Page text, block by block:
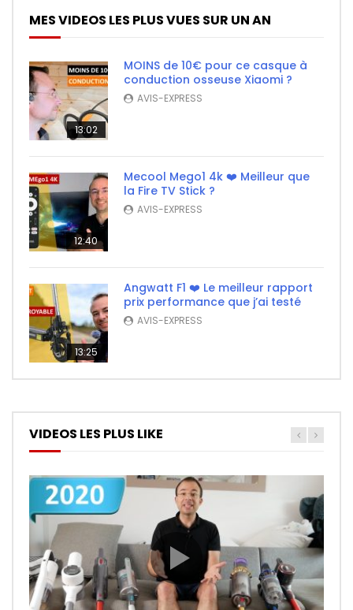
MES VIDEOS LES PLUS VUES SUR UN AN
13:02
MOINS de 10€ pour ce casque à
conduction osseuse Xiaomi ?
AVIS-EXPRESS
12:40
Mecool Mego1 4k ❤️ Meilleur que
la Fire TV Stick ?
AVIS-EXPRESS
13:25
Angwatt F1 ❤️ Le meilleur rapport
prix performance que j’ai testé
AVIS-EXPRESS
VIDEOS LES PLUS LIKE